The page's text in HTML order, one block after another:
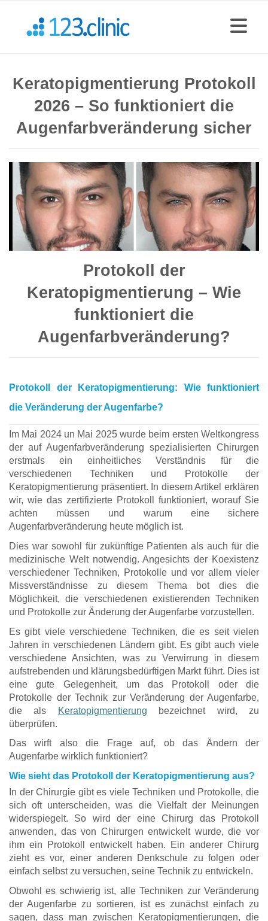
Keratopigmentierung Protokoll
2026 – So funktioniert die
Augenfarbveränderung sicher
Protokoll der
Keratopigmentierung – Wie
funktioniert die
Augenfarbveränderung?
Protokoll der Keratopigmentierung: Wie funktioniert
die Veränderung der Augenfarbe?
Im Mai 2024 un Mai 2025 wurde beim ersten Weltkongress
der auf Augenfarbveränderung spezialisierten Chirurgen
erstmals ein einheitliches Verständnis für die
verschiedenen Techniken und Protokolle der
Keratopigmentierung präsentiert. In diesem Artikel erklären
wir, wie das zertifizierte Protokoll funktioniert, worauf Sie
achten müssen und warum eine sichere
Augenfarbveränderung heute möglich ist.
Dies war sowohl für zukünftige Patienten als auch für die
medizinische Welt notwendig. Angesichts der Koexistenz
verschiedener Techniken, Protokolle und vor allem vieler
Missverständnisse zu diesem Thema bot dies die
Möglichkeit, die verschiedenen existierenden Techniken
und Protokolle zur Änderung der Augenfarbe vorzustellen.
Es gibt viele verschiedene Techniken, die es seit vielen
Jahren in verschiedenen Ländern gibt. Es gibt auch viele
verschiedene Ansichten, was zu Verwirrung in diesem
aufstrebenden und klärungsbedürftigen Markt führt. Dies ist
eine gute Gelegenheit, um das Protokoll oder die
Protokolle der Technik zur Veränderung der Augenfarbe,
die als
Keratopigmentierung bezeichnet wird, zu
überprüfen.
Das wirft also die Frage auf, ob das Ändern der
Augenfarbe wirklich funktioniert?
Wie sieht das Protokoll der Keratopigmentierung aus?
In der Chirurgie gibt es viele Techniken und Protokolle, die
sich oft unterscheiden, was die Vielfalt der Meinungen
widerspiegelt. So wird der eine Chirurg das Protokoll
anwenden, das von Chirurgen entwickelt wurde, die vor
ihm ein Protokoll entwickelt haben. Ein anderer Chirurg
zieht es vor, einer anderen Denkschule zu folgen oder
einfach selbst zu versuchen, seine Technik zu entwickeln.
Obwohl es schwierig ist, alle Techniken zur Veränderung
der Augenfarbe zu sortieren, ist es zunächst einfach zu
sagen, dass man zwischen Keratopigmentierungen, die